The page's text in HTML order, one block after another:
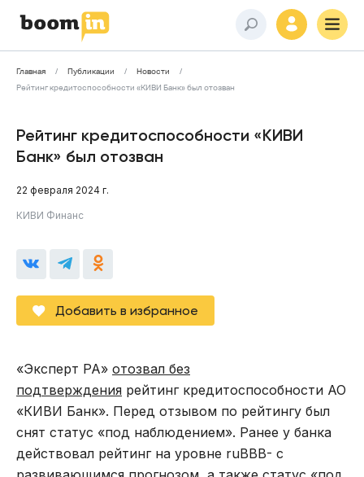
Главная Публикации
Новости
Рейтинг кредитоспособности «КИВИ Банк» был отозван
Рейтинг кредитоспособности «КИВИ
Банк» был отозван
22 февраля 2024 г.
КИВИ Финанс
Добавить в избранное
«Эксперт РА» отозвал без
подтверждения рейтинг кредитоспособности АО
«КИВИ Банк». Перед отзывом по рейтингу был
снят статус «под наблюдением». Ранее у банка
действовал рейтинг на уровне ruBBB- с